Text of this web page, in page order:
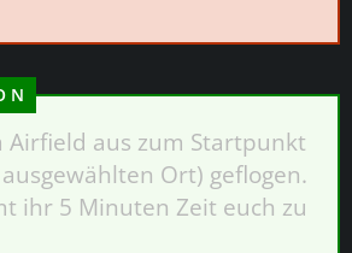
N
Airfield aus zum Startpunkt
Ort) geflogen.
ihr 5 Minuten Zeit euch zu